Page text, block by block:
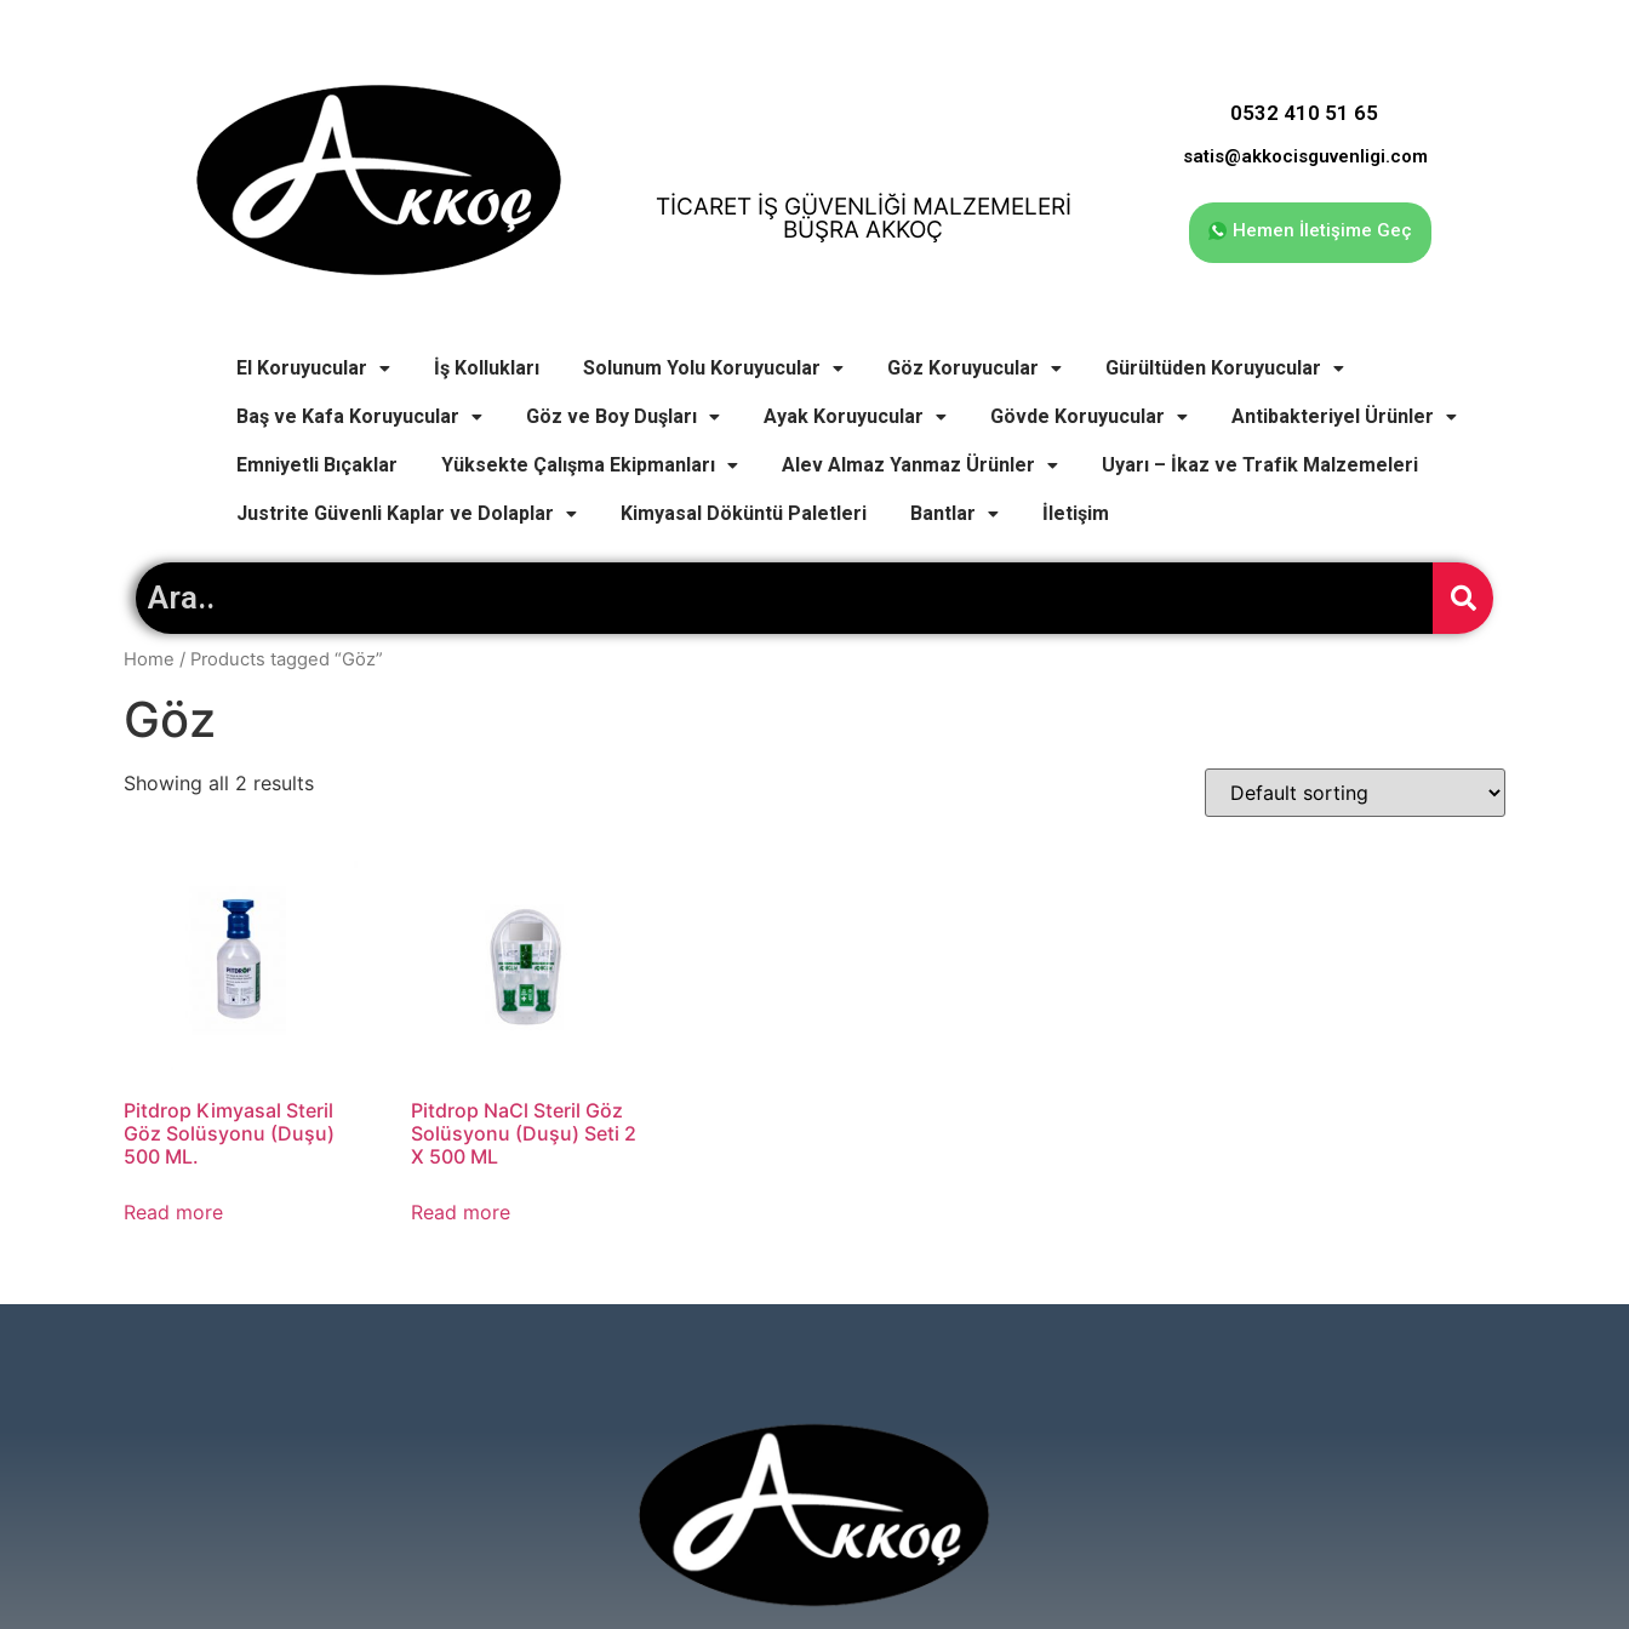
TİCARET İŞ GÜVENLİĞİ MALZEMELERİ
BÜŞRA AKKOÇ
0532 410 51 65
satis@akkocisguvenligi.com
Hemen İletişime Geç
El Koruyucular İş Kollukları Solunum Yolu Koruyucular Göz Koruyucular Gürültüden Koruyucular
Baş ve Kafa Koruyucular Göz ve Boy Duşları Ayak Koruyucular Gövde Koruyucular Antibakteriyel Ürünler
Emniyetli Bıçaklar Yüksekte Çalışma Ekipmanları Alev Almaz Yanmaz Ürünler Uyarı – İkaz ve Trafik Malzemeleri
Justrite Güvenli Kaplar ve Dolaplar Kimyasal Döküntü Paletleri Bantlar İletişim
Home / Products tagged “Göz”
Göz
Showing all 2 results
Pitdrop Kimyasal Steril
Göz Solüsyonu (Duşu)
500 ML.
Read more
Pitdrop NaCl Steril Göz
Solüsyonu (Duşu) Seti 2
X 500 ML
Read more